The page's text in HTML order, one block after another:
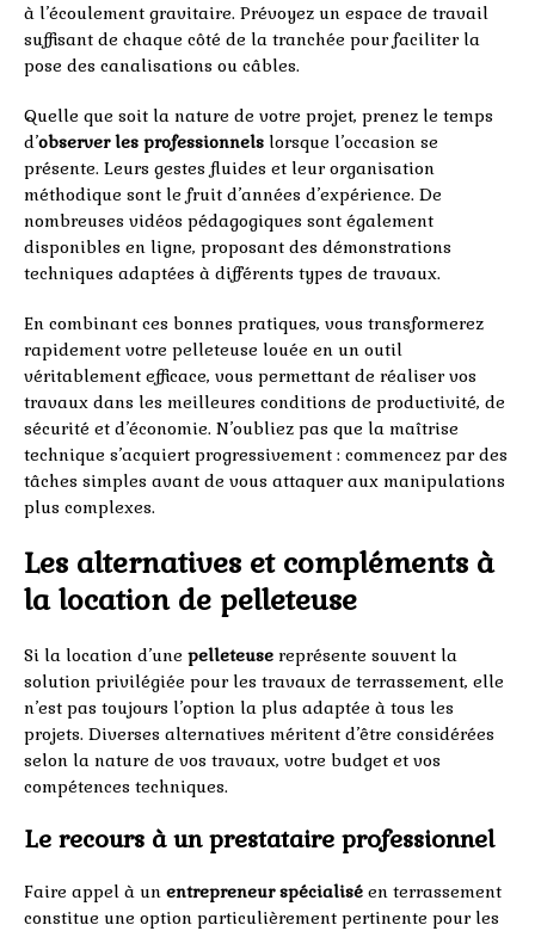
à l’écoulement gravitaire. Prévoyez un espace de travail
suffisant de chaque côté de la tranchée pour faciliter la
pose des canalisations ou câbles.
Quelle que soit la nature de votre projet, prenez le temps
d’observer les professionnels lorsque l’occasion se
présente. Leurs gestes fluides et leur organisation
méthodique sont le fruit d’années d’expérience. De
nombreuses vidéos pédagogiques sont également
disponibles en ligne, proposant des démonstrations
techniques adaptées à différents types de travaux.
En combinant ces bonnes pratiques, vous transformerez
rapidement votre pelleteuse louée en un outil
véritablement efficace, vous permettant de réaliser vos
travaux dans les meilleures conditions de productivité, de
sécurité et d’économie. N’oubliez pas que la maîtrise
technique s’acquiert progressivement : commencez par des
tâches simples avant de vous attaquer aux manipulations
plus complexes.
Les alternatives et compléments à
la location de pelleteuse
Si la location d’une pelleteuse représente souvent la
solution privilégiée pour les travaux de terrassement, elle
n’est pas toujours l’option la plus adaptée à tous les
projets. Diverses alternatives méritent d’être considérées
selon la nature de vos travaux, votre budget et vos
compétences techniques.
Le recours à un prestataire professionnel
Faire appel à un entrepreneur spécialisé en terrassement
constitue une option particulièrement pertinente pour les